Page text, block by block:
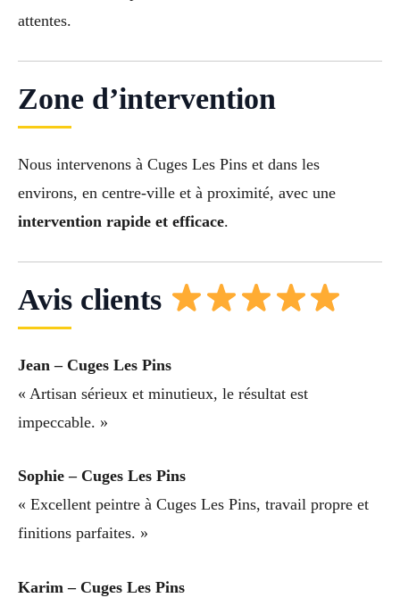
attentes.
Zone d’intervention
Nous intervenons à Cuges Les Pins et dans les
environs, en centre-ville et à proximité, avec une
intervention rapide et efficace.
Avis clients
Jean – Cuges Les Pins
« Artisan sérieux et minutieux, le résultat est
impeccable. »
Sophie – Cuges Les Pins
« Excellent peintre à Cuges Les Pins, travail propre et
finitions parfaites. »
Karim – Cuges Les Pins